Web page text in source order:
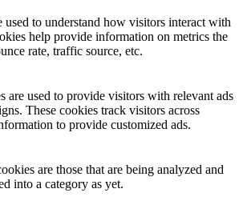
used to understand how visitors interact with
help provide information on metrics the
rate, traffic source, etc.
are used to provide visitors with relevant ads
These cookies track visitors across
to provide customized ads.
are those that are being analyzed and
into a category as yet.